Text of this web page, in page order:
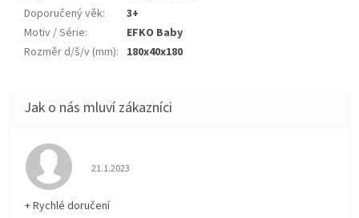
Doporučený věk:
3+
Motiv / Série:
EFKO Baby
Rozměr d/š/v (mm): 180x40x180
Hodnocení obchodu je 5 z 5 hvězdiček.
21.1.2023
+ Rychlé doručení